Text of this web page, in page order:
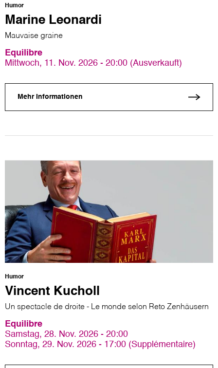
Humor
Marine Leonardi
Mauvaise graine
Equilibre
Mittwoch, 11. Nov. 2026 - 20:00 (Ausverkauft)
Mehr Informationen
Humor
Vincent Kucholl
Un spectacle de droite - Le monde selon Reto Zenhäusern
Equilibre
Samstag, 28. Nov. 2026 - 20:00
Sonntag, 29. Nov. 2026 - 17:00 (Supplémentaire)